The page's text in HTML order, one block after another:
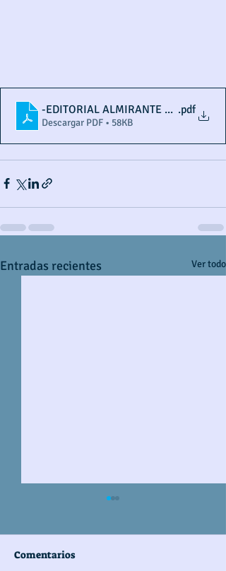
-EDITORIAL ALMIRANTE WILLS VÉLEZ
.pdf
Descargar PDF • 58KB
Entradas recientes Ver todo
Comentarios